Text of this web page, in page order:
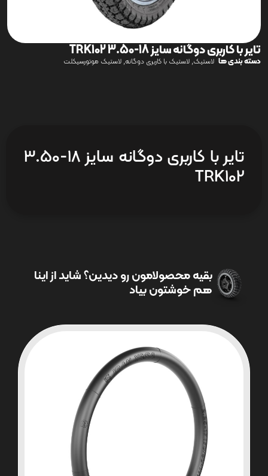
تایر با کاربری دوگانه سایز 18-3.50 TRK102
دسته بندی ها لاستیک, لاستیک با کاربری دوگانه, لاستیک موتورسیکلت
تایر با کاربری دوگانه سایز 18-3.50
TRK102
بقیه محصولامون رو دیدین؟ شاید از اینا
هم خوشتون بیاد